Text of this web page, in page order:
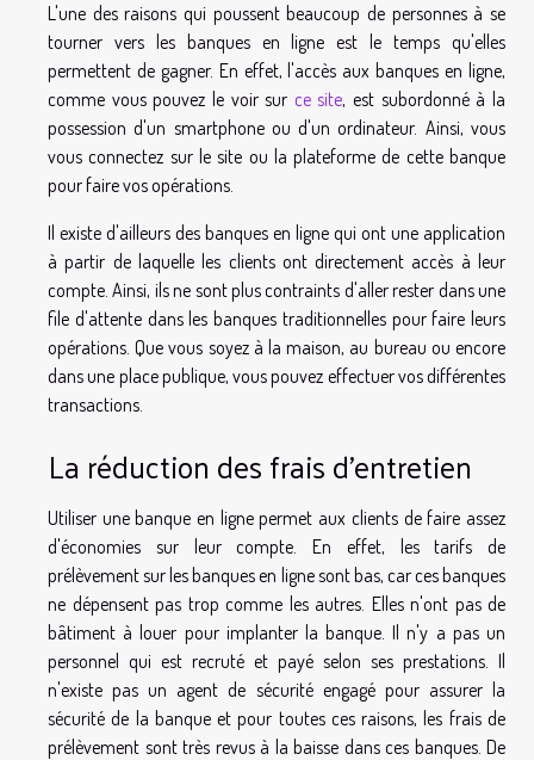
L'une des raisons qui poussent beaucoup de personnes à se
tourner vers les banques en ligne est le temps qu'elles
permettent de gagner. En effet, l'accès aux banques en ligne,
comme vous pouvez le voir sur ce site, est subordonné à la
possession d'un smartphone ou d'un ordinateur. Ainsi, vous
vous connectez sur le site ou la plateforme de cette banque
pour faire vos opérations.
Il existe d'ailleurs des banques en ligne qui ont une application
à partir de laquelle les clients ont directement accès à leur
compte. Ainsi, ils ne sont plus contraints d'aller rester dans une
file d'attente dans les banques traditionnelles pour faire leurs
opérations. Que vous soyez à la maison, au bureau ou encore
dans une place publique, vous pouvez effectuer vos différentes
transactions.
La réduction des frais d'entretien
Utiliser une banque en ligne permet aux clients de faire assez
d'économies sur leur compte. En effet, les tarifs de
prélèvement sur les banques en ligne sont bas, car ces banques
ne dépensent pas trop comme les autres. Elles n'ont pas de
bâtiment à louer pour implanter la banque. Il n'y a pas un
personnel qui est recruté et payé selon ses prestations. Il
n'existe pas un agent de sécurité engagé pour assurer la
sécurité de la banque et pour toutes ces raisons, les frais de
prélèvement sont très revus à la baisse dans ces banques. De